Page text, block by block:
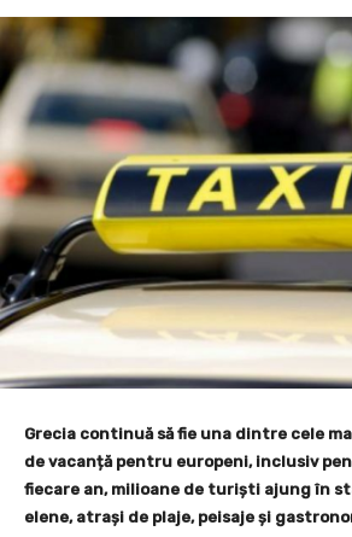
Grecia continuă să fie una dintre cele
de vacanță pentru europeni, inclusiv
fiecare an, milioane de turiști ajung în
elene, atrași de plaje, peisaje și